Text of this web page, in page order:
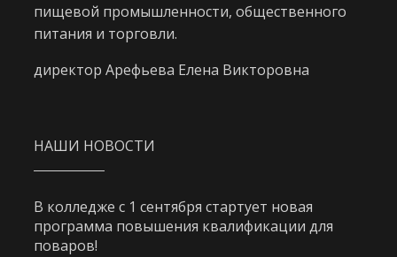
пищевой промышленности, общественного
питания и торговли.
директор Арефьева Елена Викторовна
НАШИ НОВОСТИ
В колледже с 1 сентября стартует новая
программа повышения квалификации для
поваров!